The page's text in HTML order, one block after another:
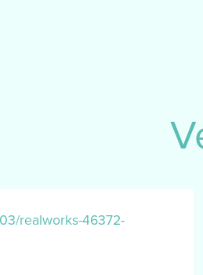
extra woonruimte met een eenvoudige
werkplaats en garage. Middels
de schuur is ca. 141m2.